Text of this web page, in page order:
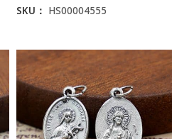
SKU： HS00004555